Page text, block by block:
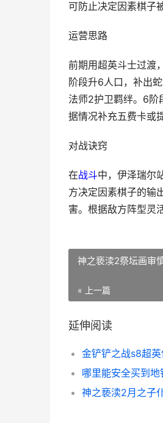
可防止决定因素棋子
运营思路
前期用超英斗士过渡
阶段升6人口，补出
法师2护卫羁绊。6阶
据情况补充五费卡或
对战诀窍
在战斗中，伊泽瑞尔
方决定因素棋子的输
害。根据敌方阵型灵
神之亵渎2祭坛画审
« 上一篇
延伸阅读
哪里能安全买到